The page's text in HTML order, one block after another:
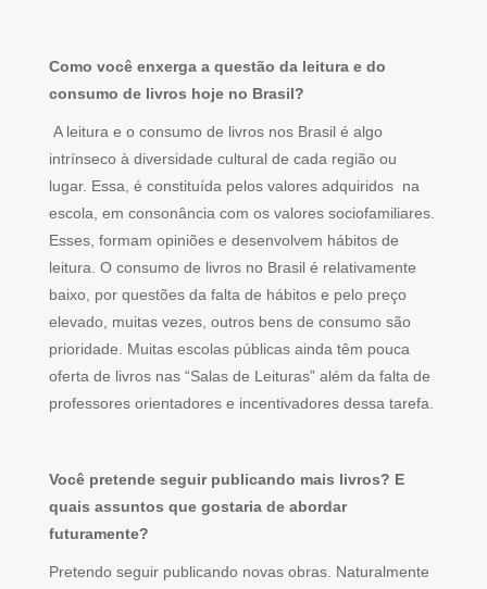
Como você enxerga a questão da leitura e do
consumo de livros hoje no Brasil?
A leitura e o consumo de livros nos Brasil é algo
intrínseco à diversidade cultural de cada região ou
lugar. Essa, é constituída pelos valores adquiridos na
escola, em consonância com os valores sociofamiliares.
Esses, formam opiniões e desenvolvem hábitos de
leitura. O consumo de livros no Brasil é relativamente
baixo, por questões da falta de hábitos e pelo preço
elevado, muitas vezes, outros bens de consumo são
prioridade. Muitas escolas públicas ainda têm pouca
oferta de livros nas “Salas de Leituras” além da falta de
professores orientadores e incentivadores dessa tarefa.
Você pretende seguir publicando mais livros? E
quais assuntos que gostaria de abordar
futuramente?
Pretendo seguir publicando novas obras. Naturalmente